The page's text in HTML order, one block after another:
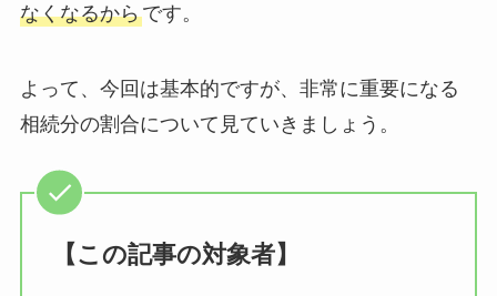
なくなるからです。
よって、今回は基本的ですが、非常に重要になる
相続分の割合について見ていきましょう。
【この記事の対象者】